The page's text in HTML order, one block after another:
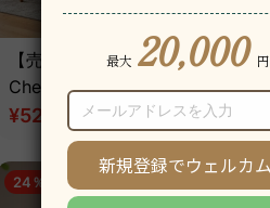
【売れ筋】Woody Prime
Cherry クラシッククラウ
ドソファ｜長く使える防水
加工と優れた耐久性【色・
素材カスタマイズ可】【高
級天然チェリー材】
¥52,190 税込~ ¥65,290
24％OFF